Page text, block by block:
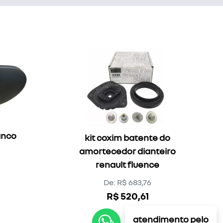
kit coxim batente do
amortecedor dianteiro
renault fluence
De: R$ 683,76
R$ 520,61
atendimento pelo